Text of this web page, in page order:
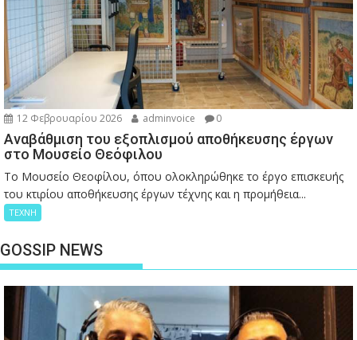
12 Φεβρουαρίου 2026 adminvoice 0
Αναβάθμιση του εξοπλισμού αποθήκευσης έργων
στο Μουσείο Θεόφιλου
Το Μουσείο Θεοφίλου, όπου ολοκληρώθηκε το έργο επισκευής
του κτιρίου αποθήκευσης έργων τέχνης και η προμήθεια...
ΤΕΧΝΗ
GOSSIP NEWS